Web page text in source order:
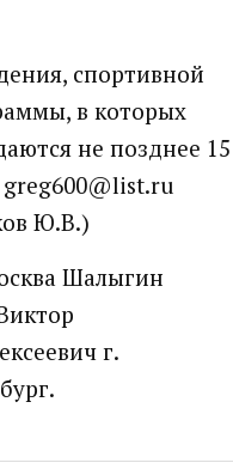
спортивной
в которых
не позднее 15
Ю.В.)
Шалыгин
г.